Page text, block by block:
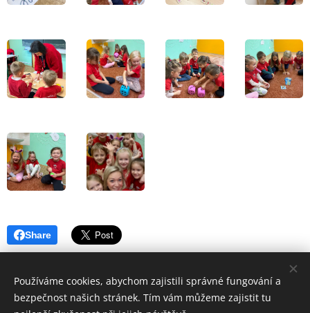
Share
© 2026 EDUCATION INSTITUTE základní škola, mateřská škola,
Používáme cookies, abychom zajistili správné fungování a
bezpečnost našich stránek. Tím vám můžeme zajistit tu